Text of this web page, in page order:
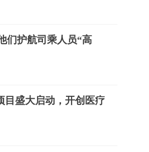
们护航司乘人员“高
目盛大启动，开创医疗